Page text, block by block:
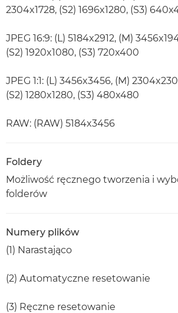
2304x1728, (S2) 1696x1280, (S3)
JPEG 16:9: (L) 5184x2912, (M)
(S2) 1920x1080, (S3) 720x400
JPEG 1:1: (L) 3456x3456, (M)
(S2) 1280x1280, (S3) 480x480
RAW: (RAW) 5184x3456
Foldery
Możliwość ręcznego tworzenia i
folderów
Numery plików
(1) Narastająco
(2) Automatyczne resetowanie
(3) Ręczne resetowanie